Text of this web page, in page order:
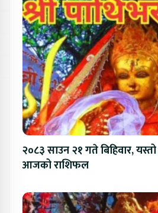
२०८३ साउन २१ गते बिहिवार,
आजको राशिफल